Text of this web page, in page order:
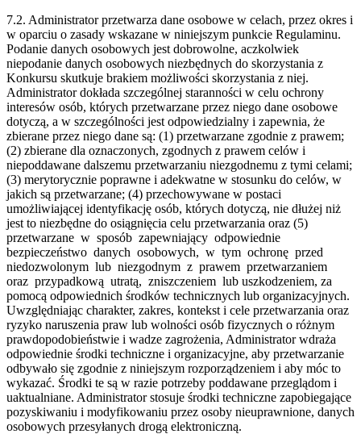
7.2. Administrator przetwarza dane osobowe w celach, przez okres i
w oparciu o zasady wskazane w niniejszym punkcie Regulaminu.
Podanie danych osobowych jest dobrowolne, aczkolwiek
niepodanie danych osobowych niezbędnych do skorzystania z
Konkursu skutkuje brakiem możliwości skorzystania z niej.
Administrator dokłada szczególnej staranności w celu ochrony
interesów osób, których przetwarzane przez niego dane osobowe
dotyczą, a w szczególności jest odpowiedzialny i zapewnia, że
zbierane przez niego dane są: (1) przetwarzane zgodnie z prawem;
(2) zbierane dla oznaczonych, zgodnych z prawem celów i
niepoddawane dalszemu przetwarzaniu niezgodnemu z tymi celami;
(3) merytorycznie poprawne i adekwatne w stosunku do celów, w
jakich są przetwarzane; (4) przechowywane w postaci
umożliwiającej identyfikację osób, których dotyczą, nie dłużej niż
jest to niezbędne do osiągnięcia celu przetwarzania oraz (5)
przetwarzane w sposób zapewniający odpowiednie
bezpieczeństwo danych osobowych, w tym ochronę przed
niedozwolonym lub niezgodnym z prawem przetwarzaniem
oraz przypadkową utratą, zniszczeniem lub uszkodzeniem, za
pomocą odpowiednich środków technicznych lub organizacyjnych.
Uwzględniając charakter, zakres, kontekst i cele przetwarzania oraz
ryzyko naruszenia praw lub wolności osób fizycznych o różnym
prawdopodobieństwie i wadze zagrożenia, Administrator wdraża
odpowiednie środki techniczne i organizacyjne, aby przetwarzanie
odbywało się zgodnie z niniejszym rozporządzeniem i aby móc to
wykazać. Środki te są w razie potrzeby poddawane przeglądom i
uaktualniane. Administrator stosuje środki techniczne zapobiegające
pozyskiwaniu i modyfikowaniu przez osoby nieuprawnione, danych
osobowych przesyłanych drogą elektroniczną.